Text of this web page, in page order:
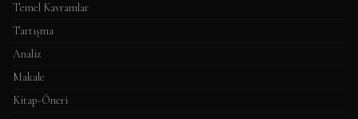
Temel Kavramlar
Tartışma
Analiz
Makale
Kitap-Öneri